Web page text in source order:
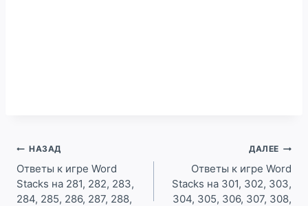
Навигация
по
записям
НАЗАД
Ответы к игре Word
Stacks на 281, 282, 283,
284, 285, 286, 287, 288,
ДАЛЕЕ
Ответы к игре Word
Stacks на 301, 302, 303,
304, 305, 306, 307, 308,